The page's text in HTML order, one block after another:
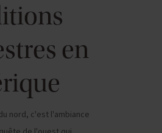
en
nord, c'est l'ambiance